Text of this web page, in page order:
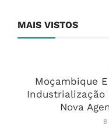
MAIS VISTOS
Moçambique
Industrialização
Nova
8